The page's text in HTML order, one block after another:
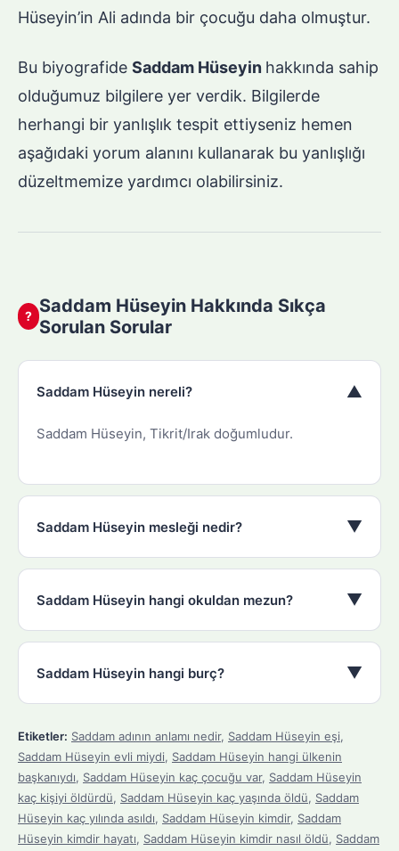
Hüseyin’in Ali adında bir çocuğu daha olmuştur.
Bu biyografide Saddam Hüseyin hakkında sahip
olduğumuz bilgilere yer verdik. Bilgilerde
herhangi bir yanlışlık tespit ettiyseniz hemen
aşağıdaki yorum alanını kullanarak bu yanlışlığı
düzeltmemize yardımcı olabilirsiniz.
? Saddam Hüseyin Hakkında Sıkça
Sorulan Sorular
Saddam Hüseyin nereli? ▼
Saddam Hüseyin, Tikrit/Irak doğumludur.
Saddam Hüseyin mesleği nedir? ▼
Saddam Hüseyin hangi okuldan mezun? ▼
Saddam Hüseyin hangi burç? ▼
Etiketler: Saddam adının anlamı nedir, Saddam Hüseyin eşi,
Saddam Hüseyin evli miydi, Saddam Hüseyin hangi ülkenin
başkanıydı, Saddam Hüseyin kaç çocuğu var, Saddam Hüseyin
kaç kişiyi öldürdü, Saddam Hüseyin kaç yaşında öldü, Saddam
Hüseyin kaç yılında asıldı, Saddam Hüseyin kimdir, Saddam
Hüseyin kimdir hayatı, Saddam Hüseyin kimdir nasıl öldü, Saddam